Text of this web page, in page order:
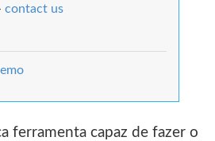
contact us
ferramenta capaz de fazer o